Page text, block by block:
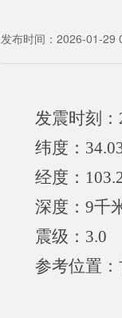
发布时间：2026-01-29
发震时刻：
纬度：
经度：
深度：9千
震级：3.0
参考位置